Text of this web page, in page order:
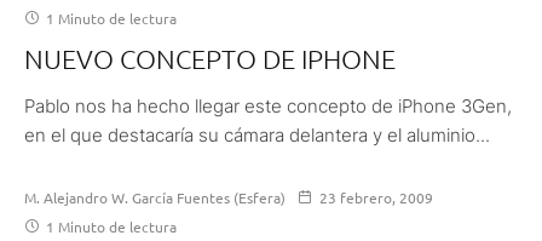
1 Minuto de lectura
NUEVO CONCEPTO DE IPHONE
Pablo nos ha hecho llegar este concepto de iPhone 3Gen,
en el que destacaría su cámara delantera y el aluminio...
M. Alejandro W. García Fuentes (Esfera)
23 febrero, 2009
1 Minuto de lectura